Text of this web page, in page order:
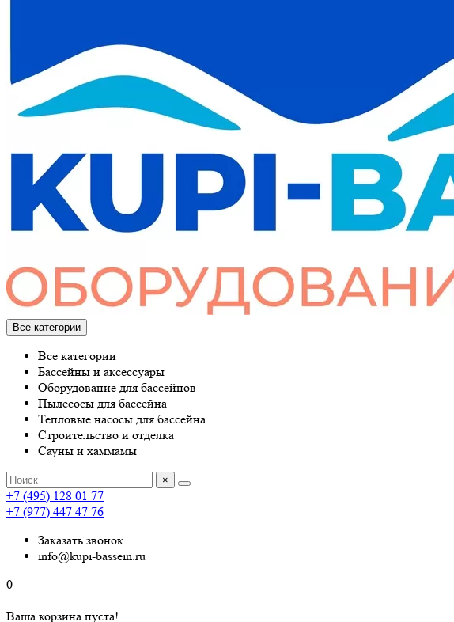
Все категории
Все категории
Бассейны и аксессуары
Оборудование для бассейнов
Пылесосы для бассейна
Тепловые насосы для бассейна
Строительство и отделка
Сауны и хаммамы
×
+7 (495) 128 01 77
+7 (977) 447 47 76
Заказать звонок
info@kupi-bassein.ru
0
Ваша корзина пуста!